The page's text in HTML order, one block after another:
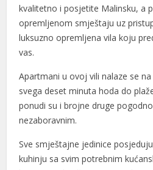
kvalitetno i posjetite Malinsku, a
opremljenom smještaju uz
luksuzno opremljena vila koju
vas.
Apartmani u ovoj vili nalaze se
svega deset minuta hoda do
ponudi su i brojne druge
nezaboravnim.
Sve smještajne jedinice
kuhinju sa svim potrebnim